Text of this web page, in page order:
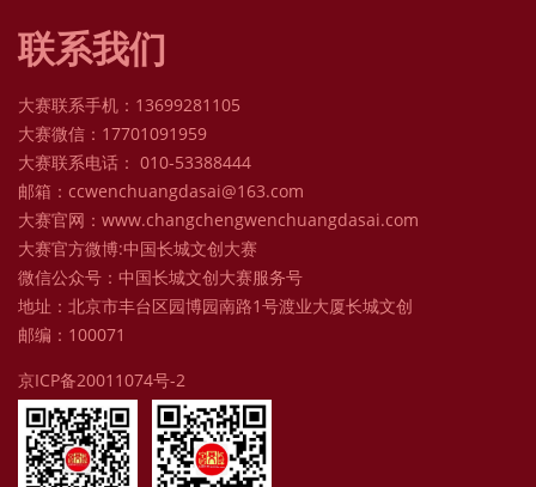
联系我们
大赛联系手机：13699281105
大赛微信：17701091959
大赛联系电话： 010-53388444
邮箱：ccwenchuangdasai@163.com
大赛官网：www.changchengwenchuangdasai.com
大赛官方微博:中国长城文创大赛
微信公众号：中国长城文创大赛服务号
地址：北京市丰台区园博园南路1号渡业大厦长城文创
邮编：100071
京ICP备20011074号-2